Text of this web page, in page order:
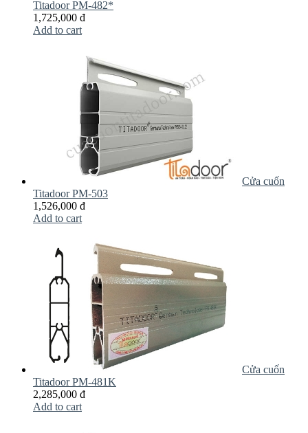
Titadoor PM-482*
1,725,000 đ
Add to cart
Cửa cuốn
Titadoor PM-503
1,526,000 đ
Add to cart
Cửa cuốn
Titadoor PM-481K
2,285,000 đ
Add to cart